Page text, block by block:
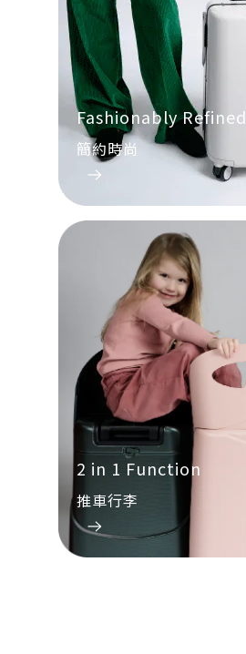
Fashionably Refined
簡約時尚
2 in 1 Function
推車行李